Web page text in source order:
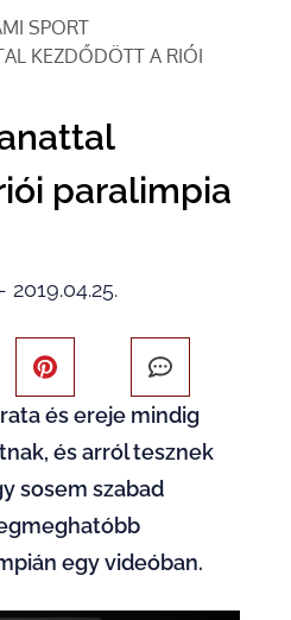
SPORT
KEZDŐDÖTT A RIÓI
paralimpia
és ereje mindig
és arról tesznek
sosem szabad
egy videóban.